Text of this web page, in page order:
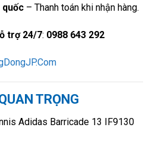
quốc– Thanh toán khi nhận hàng.
trợ 24/7: 0988 643 292
TRỌNG
Adidas Barricade 13 IF9130